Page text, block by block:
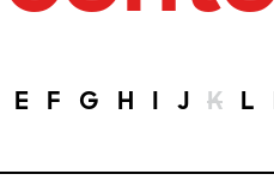
E F G H I J K L